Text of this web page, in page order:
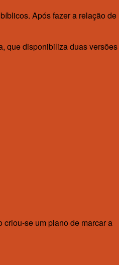
Após fazer a relação de
que disponibiliza duas versões
se um plano de marcar a